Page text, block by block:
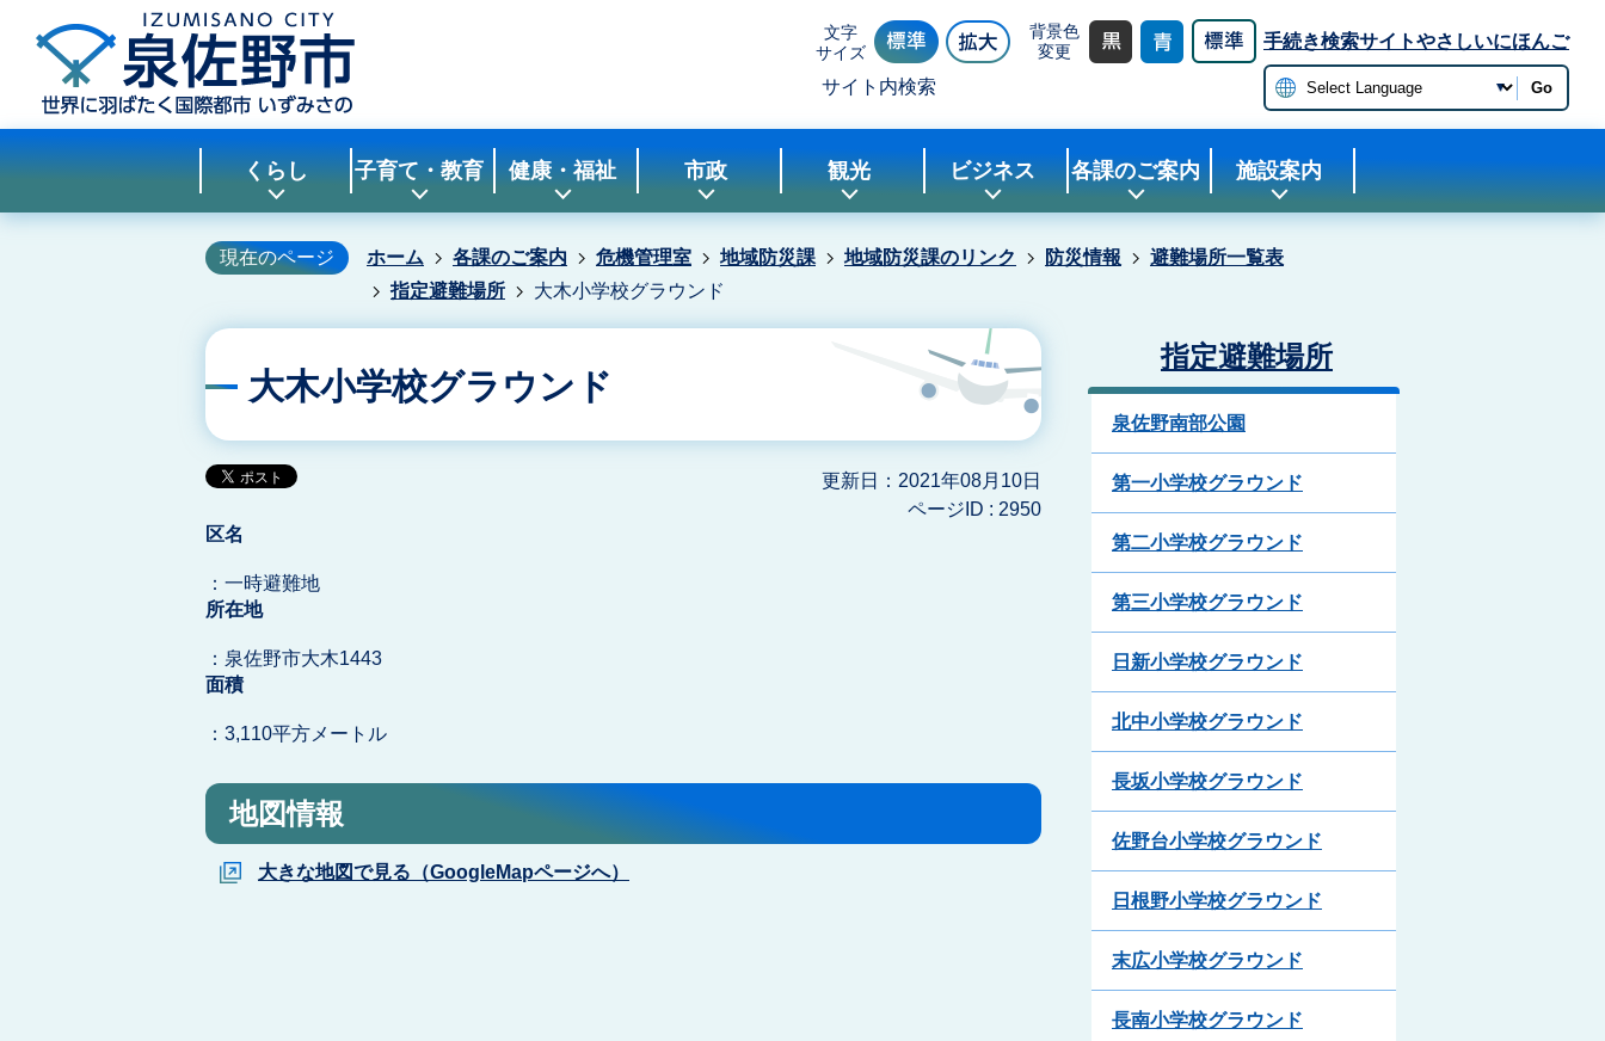
文字
サイズ
背景色
変更
手続き検索サイトやさしいにほんご
サイト内検索 Go
くらし 子育て・教育 健康・福祉 市政 観光 ビジネス 各課のご案内 施設案内
現在のページ ホーム 各課のご案内 危機管理室 地域防災課 地域防災課のリンク 防災情報
避難場所一覧表
指定避難場所
大木小学校グラウンド
大木小学校グラウンド
更新日：2021年08月10日
ページID : 2950
区名
：一時避難地
所在地
：泉佐野市大木1443
面積
：3,110平方メートル
地図情報
大きな地図で見る（GoogleMapページへ）
指定避難場所
泉佐野南部公園
第一小学校グラウンド
第二小学校グラウンド
第三小学校グラウンド
日新小学校グラウンド
北中小学校グラウンド
長坂小学校グラウンド
佐野台小学校グラウンド
日根野小学校グラウンド
末広小学校グラウンド
長南小学校グラウンド